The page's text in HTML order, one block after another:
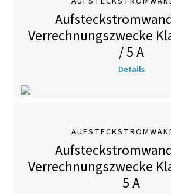
Verrechnungszwecke
/ 5 A
Details
Verrechnungszwecke
5 A